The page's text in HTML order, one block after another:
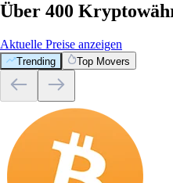
Über 400
Aktuelle Preise anzeigen
Trending Top Movers